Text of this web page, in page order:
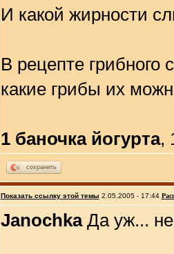
И какой жирности
В рецепте грибного
какие грибы их
1 баночка йогурта,
сохранить
Показать ссылку этой темы 2.05.2005 - 17:44
JanochkaДа уж... не